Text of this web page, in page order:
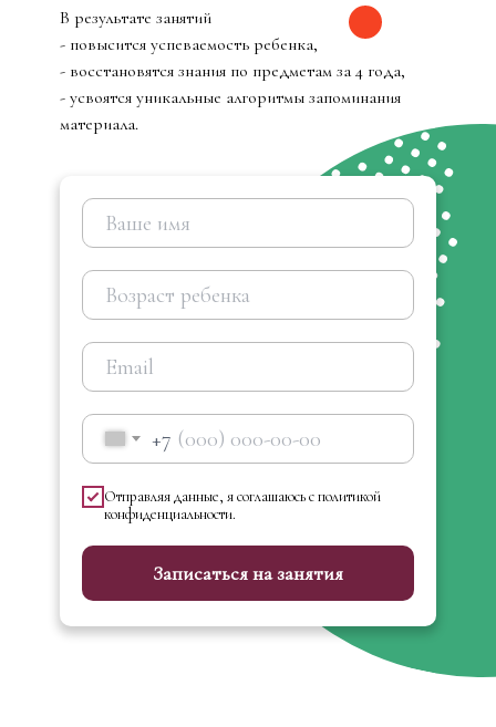
В результате занятий
- повысится успеваемость ребенка,
- восстановятся знания по предметам за 4 года,
- усвоятся уникальные алгоритмы запоминания
материала.
+7
Отправляя данные, я соглашаюсь с политикой
конфиденциальности.
Записаться на занятия